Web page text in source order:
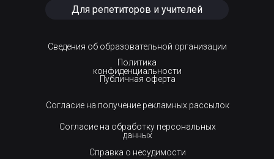
Публичная оферта
Политика
конфиденциальности
Согласие на обработку персональных
данных
Согласие на получение рекламных рассылок
Сведения об образовательной организации
Справка о несудимости
Для репетиторов и учителей